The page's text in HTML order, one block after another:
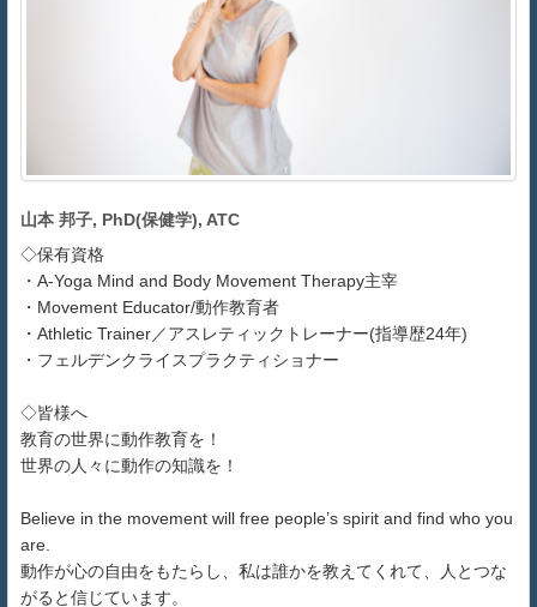
山本 邦子, PhD(保健学), ATC
◇保有資格
・A-Yoga Mind and Body Movement Therapy主宰
・Movement Educator/動作教育者
・Athletic Trainer／アスレティックトレーナー(指導歴24年)
・フェルデンクライスプラクティショナー
◇皆様へ
教育の世界に動作教育を！
世界の人々に動作の知識を！
Believe in the movement will free people’s spirit and find who you
are.
動作が心の自由をもたらし、私は誰かを教えてくれて、人とつな
がると信じています。